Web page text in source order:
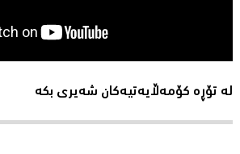
لە تۆڕە کۆمەڵایەتیەکان شەیری بکە